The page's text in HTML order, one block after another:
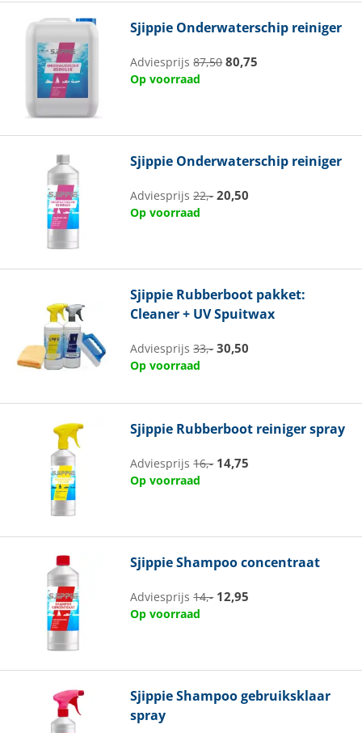
Sjippie Onderwaterschip reiniger
Adviesprijs87,50 80,75
Op voorraad
Sjippie Onderwaterschip reiniger
Adviesprijs22,- 20,50
Op voorraad
Sjippie Rubberboot pakket:
Cleaner + UV Spuitwax
Adviesprijs33,- 30,50
Op voorraad
Sjippie Rubberboot reiniger spray
Adviesprijs16,- 14,75
Op voorraad
SjippieShampoo concentraat
Adviesprijs14,- 12,95
Op voorraad
SjippieShampoo gebruiksklaar
spray